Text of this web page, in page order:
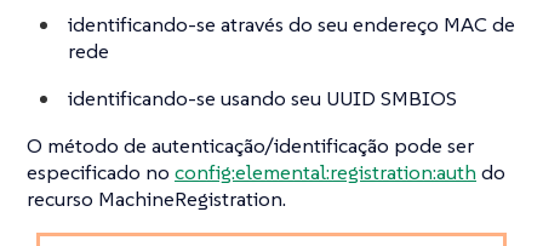
identificando-se através do seu endereço MAC de
rede
identificando-se usando seu UUID SMBIOS
O método de autenticação/identificação pode ser
especificado no config:elemental:registration:auth do
recurso MachineRegistration.